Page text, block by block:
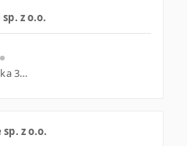
z o.o.
Kielce, ul. Starodomaszowska 30 /40, świętokrzyskie
z o.o.